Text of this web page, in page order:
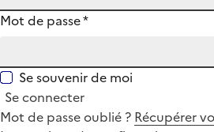
Mot de passe*
Se souvenir de moi
Se connecter
Mot de passe oublié ? Récupérer